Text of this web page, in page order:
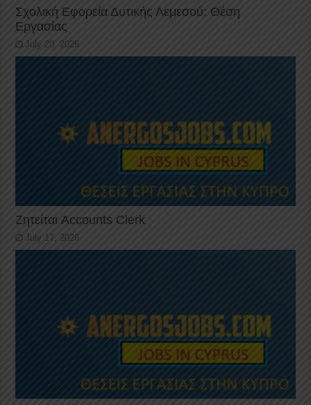
Σχολική Εφορεία Δυτικής Λεμεσού: Θέση
Εργασίας
July 20, 2026
Ζητείται Accounts Clerk
July 17, 2026